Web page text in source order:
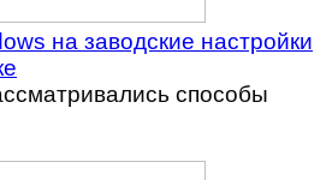
на заводские настройки
способы